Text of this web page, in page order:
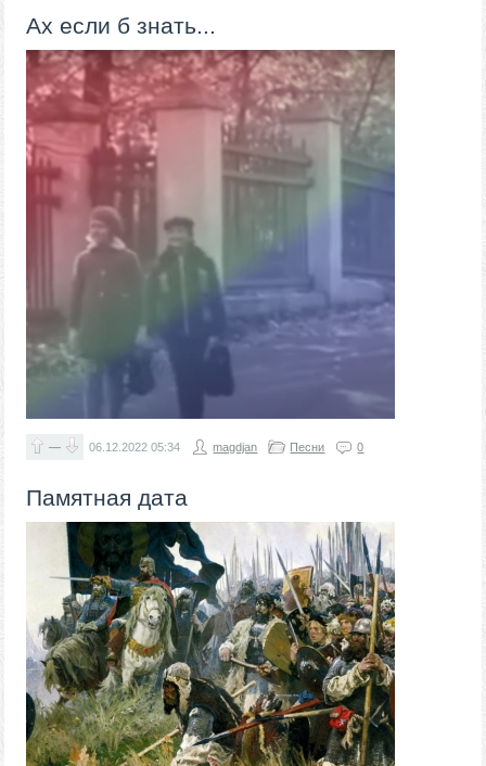
Ах если б знать...
— 06.12.202205:34 magdjan Песни 0
Памятная дата